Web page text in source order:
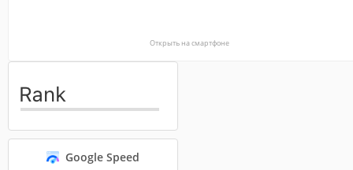
Google Speed
Открыть на смартфоне